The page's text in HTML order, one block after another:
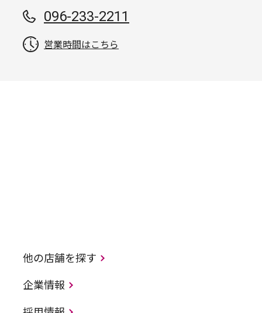
096-233-2211
営業時間はこちら
他の店舗を探す
企業情報